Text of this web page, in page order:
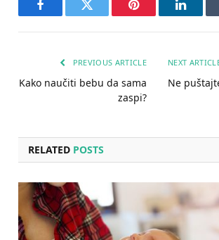
FacebookTwitter Pinterest
PREVIOUS ARTICLE
Kako naučiti bebu da sama
zaspi?
NEXT
Ne
RELATED POSTS